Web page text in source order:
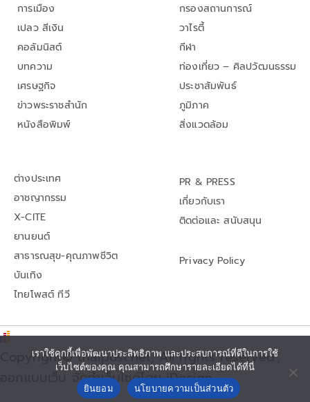
การเมือง
เปลว สีเงิน
คอลัมนิสต์
บทความ
เศรษฐกิจ
ข่าวพระราชสำนัก
หนังสือพิมพ์
กรองสถานการณ์
วาไรตี้
กีฬา
ท่องเที่ยว – ศิลปวัฒนธรรม
ประชาสัมพันธ์
ภูมิภาค
สิ่งแวดล้อม
ต่างประเทศ
อาชญากรรม
X-CITE
ยานยนต์
สาธารณสุข-คุณภาพชีวิต
บันเทิง
ไทยโพสต์ ทีวี
PR & PRESS
เกี่ยวกับเรา
ติดต่อและ สนับสนุน
Privacy Policy
Copyright© thaipost.net, All rights reserved.,
ออกแบบเว็บ จัดทำเว็บไซต์โดย iDesign
เราใช้คุกกี้เพื่อพัฒนาประสิทธิภาพ และประสบการณ์ที่ดีในการใช้
เว็บไซต์ของคุณ คุณสามารถศึกษารายละเอียดได้ที่นี่
ยินยอม
นโยบายความเป็นส่วนตัว